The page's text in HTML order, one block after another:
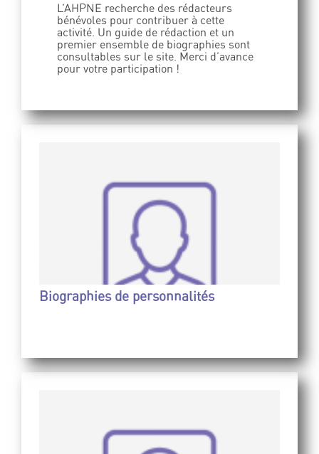
L’AHPNE recherche des rédacteurs
bénévoles pour contribuer à cette
activité. Un guide de rédaction et un
premier ensemble de biographies sont
consultables sur le site. Merci d’avance
pour votre participation !
Biographies de personnalités